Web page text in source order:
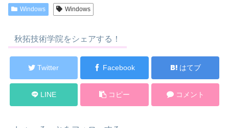
Windows Windows
秋拓技術学院をシェアする！
Twitter Facebook はてブ
LINE コピー コメント